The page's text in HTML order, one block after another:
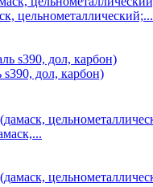
цельнометаллический;...
дол, карбон)